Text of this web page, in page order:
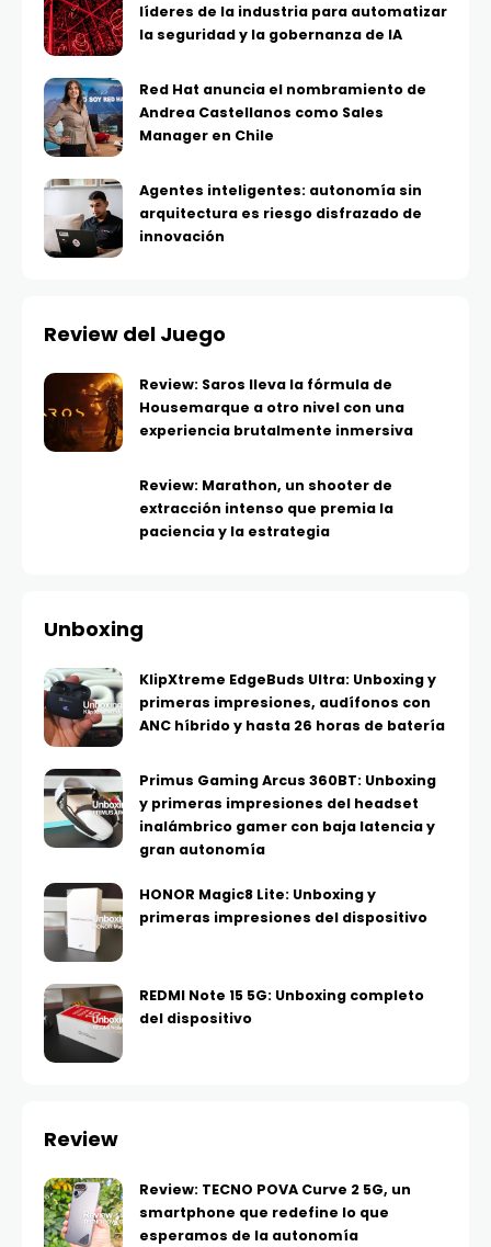
líderes de la industria para automatizar
la seguridad y la gobernanza de IA
Red Hat anuncia el nombramiento de
Andrea Castellanos como Sales
Manager en Chile
Agentes inteligentes: autonomía sin
arquitectura es riesgo disfrazado de
innovación
Review del Juego
Review: Saros lleva la fórmula de
Housemarque a otro nivel con una
experiencia brutalmente inmersiva
Review: Marathon, un shooter de
extracción intenso que premia la
paciencia y la estrategia
Unboxing
KlipXtreme EdgeBuds Ultra: Unboxing y
primeras impresiones, audífonos con
ANC híbrido y hasta 26 horas de batería
Primus Gaming Arcus 360BT: Unboxing
y primeras impresiones del headset
inalámbrico gamer con baja latencia y
gran autonomía
HONOR Magic8 Lite: Unboxing y
primeras impresiones del dispositivo
REDMI Note 15 5G: Unboxing completo
del dispositivo
Review
Review: TECNO POVA Curve 2 5G, un
smartphone que redefine lo que
esperamos de la autonomía